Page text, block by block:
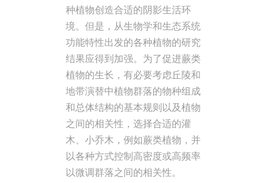
种植物创造合适的阴影生活环
境。但是，从生物学和生态系统
功能特性出发的各种植物的研究
结果应得到加强。为了促进蕨类
植物的生长，有必要考虑丘陵和
地带演替中植物群落的物种组成
和总体结构的基本规则以及植物
之间的相关性，选择合适的灌
木、小乔木，例如蕨类植物，并
以各种方式控制高密度或高频率
以微调群落之间的相关性。